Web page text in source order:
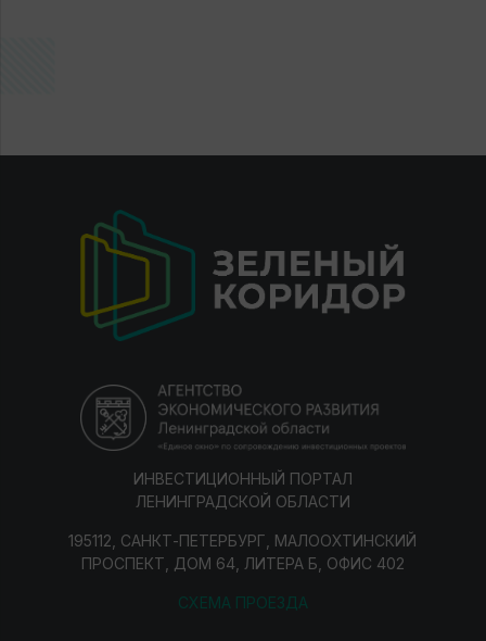
ИНВЕСТИЦИОННЫЙ ПОРТАЛ
ЛЕНИНГРАДСКОЙ ОБЛАСТИ
195112, САНКТ-ПЕТЕРБУРГ, МАЛООХТИНСКИЙ
ПРОСПЕКТ, ДОМ 64, ЛИТЕРА Б, ОФИС 402
СХЕМА ПРОЕЗДА